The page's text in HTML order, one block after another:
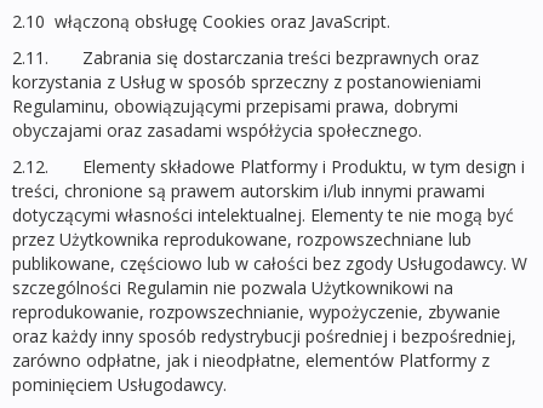
2.10 włączoną obsługę Cookies oraz JavaScript.
2.11. Zabrania się dostarczania treści bezprawnych oraz
korzystania z Usług w sposób sprzeczny z postanowieniami
Regulaminu, obowiązującymi przepisami prawa, dobrymi
obyczajami oraz zasadami współżycia społecznego.
2.12. Elementy składowe Platformy i Produktu, w tym design i
treści, chronione są prawem autorskim i/lub innymi prawami
dotyczącymi własności intelektualnej. Elementy te nie mogą być
przez Użytkownika reprodukowane, rozpowszechniane lub
publikowane, częściowo lub w całości bez zgody Usługodawcy. W
szczególności Regulamin nie pozwala Użytkownikowi na
reprodukowanie, rozpowszechnianie, wypożyczenie, zbywanie
oraz każdy inny sposób redystrybucji pośredniej i bezpośredniej,
zarówno odpłatne, jak i nieodpłatne, elementów Platformy z
pominięciem Usługodawcy.